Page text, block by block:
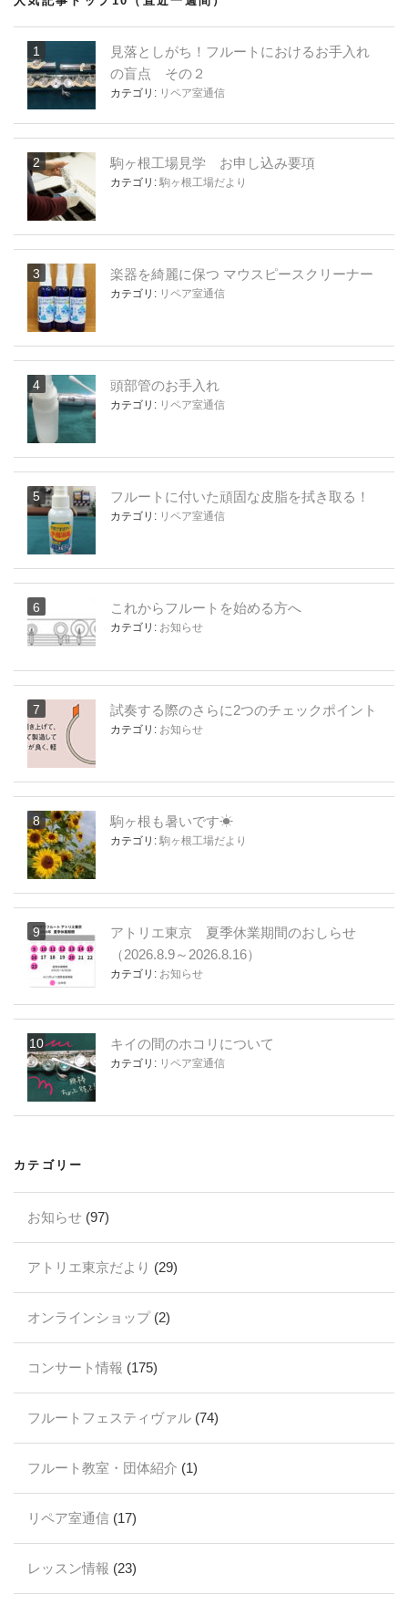
見落としがち！フルートにおけるお手入れ
の盲点 その２
カテゴリ: リペア室通信
駒ヶ根工場見学 お申し込み要項
カテゴリ: 駒ヶ根工場だより
楽器を綺麗に保つ マウスピースクリーナー
カテゴリ: リペア室通信
頭部管のお手入れ
カテゴリ: リペア室通信
フルートに付いた頑固な皮脂を拭き取る！
カテゴリ: リペア室通信
これからフルートを始める方へ
カテゴリ: お知らせ
試奏する際のさらに2つのチェックポイント
カテゴリ: お知らせ
駒ヶ根も暑いです☀
カテゴリ: 駒ヶ根工場だより
アトリエ東京 夏季休業期間のおしらせ
（2026.8.9～2026.8.16）
カテゴリ: お知らせ
キイの間のホコリについて
カテゴリ: リペア室通信
カテゴリー
お知らせ (97)
アトリエ東京だより (29)
オンラインショップ(2)
コンサート情報 (175)
フルートフェスティヴァル (74)
フルート教室・団体紹介 (1)
リペア室通信 (17)
レッスン情報 (23)